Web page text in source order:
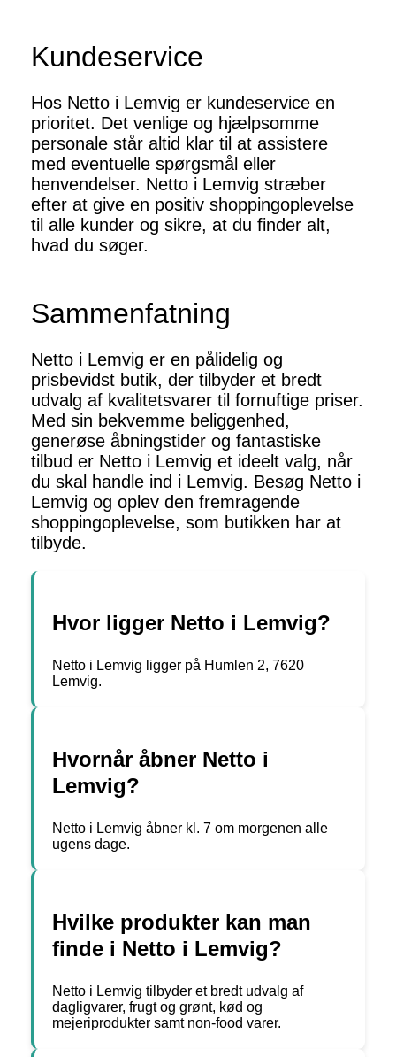
Kundeservice
Hos Netto i Lemvig er kundeservice en
prioritet. Det venlige og hjælpsomme
personale står altid klar til at assistere
med eventuelle spørgsmål eller
henvendelser. Netto i Lemvig stræber
efter at give en positiv shoppingoplevelse
til alle kunder og sikre, at du finder alt,
hvad du søger.
Sammenfatning
Netto i Lemvig er en pålidelig og
prisbevidst butik, der tilbyder et bredt
udvalg af kvalitetsvarer til fornuftige priser.
Med sin bekvemme beliggenhed,
generøse åbningstider og fantastiske
tilbud er Netto i Lemvig et ideelt valg, når
du skal handle ind i Lemvig. Besøg Netto i
Lemvig og oplev den fremragende
shoppingoplevelse, som butikken har at
tilbyde.
Hvor ligger Netto i Lemvig?
Netto i Lemvig ligger på Humlen 2, 7620
Lemvig.
Hvornår åbner Netto i
Lemvig?
Netto i Lemvig åbner kl. 7 om morgenen alle
ugens dage.
Hvilke produkter kan man
finde i Netto i Lemvig?
Netto i Lemvig tilbyder et bredt udvalg af
dagligvarer, frugt og grønt, kød og
mejeriprodukter samt non-food varer.